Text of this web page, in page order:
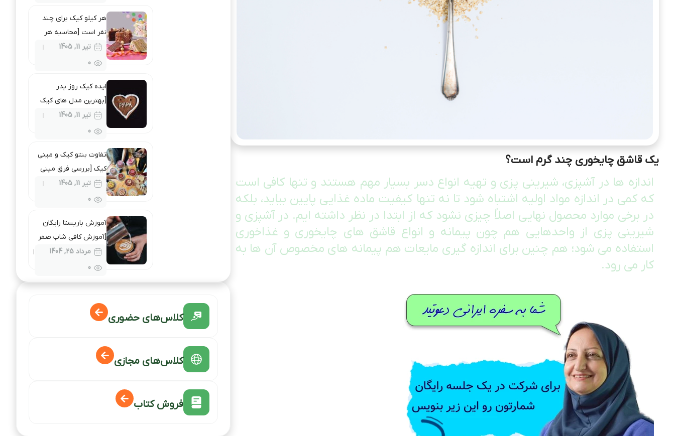
یک قاشق چایخوری چند گرم است؟
اندازه ها در آشپزی، شیرینی پزی و تهیه انواع دسر بسیار مهم هستند و تنها کافی است
که کمی در اندازه مواد اولیه اشتباه شود تا نه تنها کیفیت ماده غذایی پایین بیاید، بلکه
در برخی موارد محصول نهایی اصلاً چیزی نشود که از ابتدا در نظر داشته ایم. در آشپزی و
شیرینی پزی از واحدهایی هم چون پیمانه و انواع قاشق های چایخوری و غذاخوری
استفاده می شود؛ هم چنین برای اندازه گیری مایعات هم پیمانه های مخصوص آن ها به
کار می رود.
هر کیلو کیک برای چند
نفر است [محاسبه هر
کیلو کیک + مقدار مورد
نیاز]
تیر 11, 1405
0
ایده کیک روز پدر
[بهترین مدل های کیک
روز پدر + انواع طرح ها]
تیر 11, 1405
0
تفاوت بنتو کیک و مینی
کیک [بررسی فرق مینی
کیک با بنتو کیک +
مقایسه]
تیر 11, 1405
0
آموزش باریستا رایگان
[آموزش کافی شاپ صفر
تا صد رایگان]
مرداد 25, 1404
0
کلاس‌های حضوری
کلاس‌های مجازی
فروش کتاب